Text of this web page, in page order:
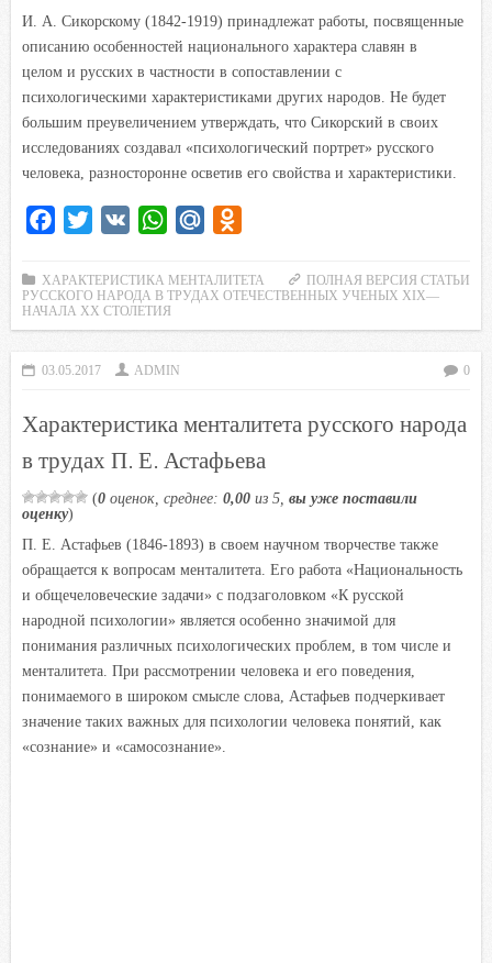
И. А. Сикорскому (1842-1919) принадлежат работы, посвященные
описанию особенностей национального характера славян в
целом и русских в частности в сопоставлении с
психологическими характеристиками других народов. Не будет
большим преувеличением утверждать, что Сикорский в своих
исследованиях создавал «психологический портрет» русского
человека, разносторонне осветив его свойства и характеристики.
c
e
b
o
k
i
t
t
e
W
a
t
s
A
p
i
l
.
n
o
k
s
i
ПОЛНАЯ ВЕРСИЯ СТАТЬИ
ХАРАКТЕРИСТИКА МЕНТАЛИТЕТА
РУССКОГО НАРОДА В ТРУДАХ ОТЕЧЕСТВЕННЫХ УЧЕНЫХ XIX—
НАЧАЛА XX СТОЛЕТИЯ
03.05.2017 ADMIN 0
Характеристика менталитета русского народа
в трудах П. Е. Астафьева
(0 оценок, среднее: 0,00 из 5, вы уже поставили
оценку)
П. Е. Астафьев (1846-1893) в своем научном творчестве также
обращается к вопросам менталитета. Его работа «Национальность
и общечеловеческие задачи» с подзаголовком «К русской
народной психологии» является особенно значимой для
понимания различных психологических проблем, в том числе и
менталитета. При рассмотрении человека и его поведения,
понимаемого в широком смысле слова, Астафьев подчеркивает
значение таких важных для психологии человека понятий, как
«сознание» и «самосознание».